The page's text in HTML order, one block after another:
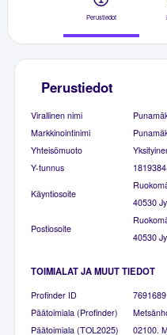
Perustiedot
Perustiedot
Virallinen nimi
Markkinointinimi
Yhteisömuoto
Y-tunnus
Käyntiosoite
40530
Postiosoite
40530
TOIMIALAT JA MUUT TIEDOT
Profinder ID
7691689
Päätoimiala (Profinder)
Päätoimiala (TOL2025)
02100.